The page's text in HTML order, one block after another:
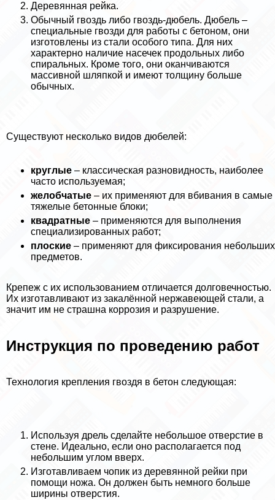
Деревянная рейка.
Обычный гвоздь либо гвоздь-дюбель. Дюбель –
специальные гвозди для работы с бетоном, они
изготовлены из стали особого типа. Для них
хаpaктерно наличие насечек продольных либо
спиральных. Кроме того, они оканчиваются
массивной шляпкой и имеют толщину больше
обычных.
Существуют несколько видов дюбелей:
круглые – классическая разновидность, наиболее
часто используемая;
желобчатые – их применяют для вбивания в самые
тяжелые бетонные блоки;
квадратные – применяются для выполнения
специализированных работ;
плоские – применяют для фиксирования небольших
предметов.
Крепеж с их использованием отличается долговечностью.
Их изготавливают из закалённой нержавеющей стали, а
значит им не страшна коррозия и разрушение.
Инструкция по проведению работ
Технология крепления гвоздя в бетон следующая:
Используя дрель сделайте небольшое отверстие в
стене. Идеально, если оно располагается под
небольшим углом вверх.
Изготавливаем чопик из деревянной рейки при
помощи ножа. Он должен быть немного больше
ширины отверстия.